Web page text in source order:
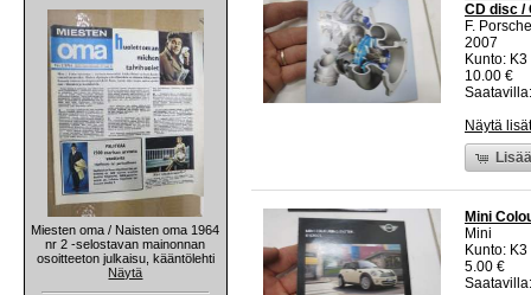
Miesten oma / Naisten oma 1964
nr 2 -selostavan mainonnan
osoitteeton julkaisu, kääntölehti
Näytä
CD disc /
F.
2007
Kunto:
10.00 €
Näytä
Mini
Mini
Kunto:
5.00 €